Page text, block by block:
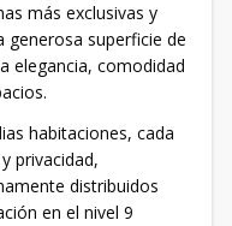
más exclusivas y
generosa superficie de
elegancia, comodidad
habitaciones, cada
privacidad,
distribuidos
en el nivel 9